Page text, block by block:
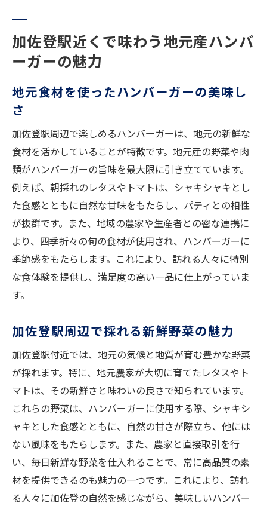
地元産ハンバーガーが観光客に人気の理由
家庭で再現！プロの味わいハンバーガーレシピ
必要な器具と食材の選び方
自宅で楽しむ本格ハンバーガーのコツ
プロの技を自宅で活かすテクニック
家庭で楽しむプロ顔負けのハンバーガー
新鮮食材を活かしたジューシーハンバーガーの
秘密
新鮮な肉の選び方と保存方法
野菜の鮮度を保つコツ
ジューシーなパティの秘密
ジューシーハンバーガーの究極のレシピ
自家製ソースが決め手！絶品ハンバーガーの作
り方
基本の自家製ソースレシピ
ソースに使うハーブの選び方
ソースの味を引き立てるスパイス
ソース作りで失敗しないためのポイント
ハンバーガーに合うソースのバリエーショ
ン
加佐登駅近くで味わう地元産ハンバ
ーガーの魅力
地元食材を使ったハンバーガーの美味し
さ
加佐登駅周辺で楽しめるハンバーガーは、地元の新鮮な
食材を活かしていることが特徴です。地元産の野菜や肉
類がハンバーガーの旨味を最大限に引き立てています。
例えば、朝採れのレタスやトマトは、シャキシャキとし
た食感とともに自然な甘味をもたらし、パティとの相性
が抜群です。また、地域の農家や生産者との密な連携に
より、四季折々の旬の食材が使用され、ハンバーガーに
季節感をもたらします。これにより、訪れる人々に特別
な食体験を提供し、満足度の高い一品に仕上がっていま
す。
加佐登駅周辺で採れる新鮮野菜の魅力
加佐登駅付近では、地元の気候と地質が育む豊かな野菜
が採れます。特に、地元農家が大切に育てたレタスやト
マトは、その新鮮さと味わいの良さで知られています。
これらの野菜は、ハンバーガーに使用する際、シャキシ
ャキとした食感とともに、自然の甘さが際立ち、他には
ない風味をもたらします。また、農家と直接取引を行
い、毎日新鮮な野菜を仕入れることで、常に高品質の素
材を提供できるのも魅力の一つです。これにより、訪れ
る人々に加佐登の自然を感じながら、美味しいハンバー